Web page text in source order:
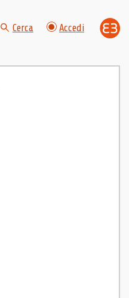
Cerca Accedi